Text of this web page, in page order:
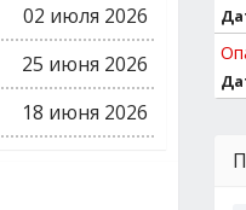
02 июля 2026
25 июня 2026
18 июня 2026